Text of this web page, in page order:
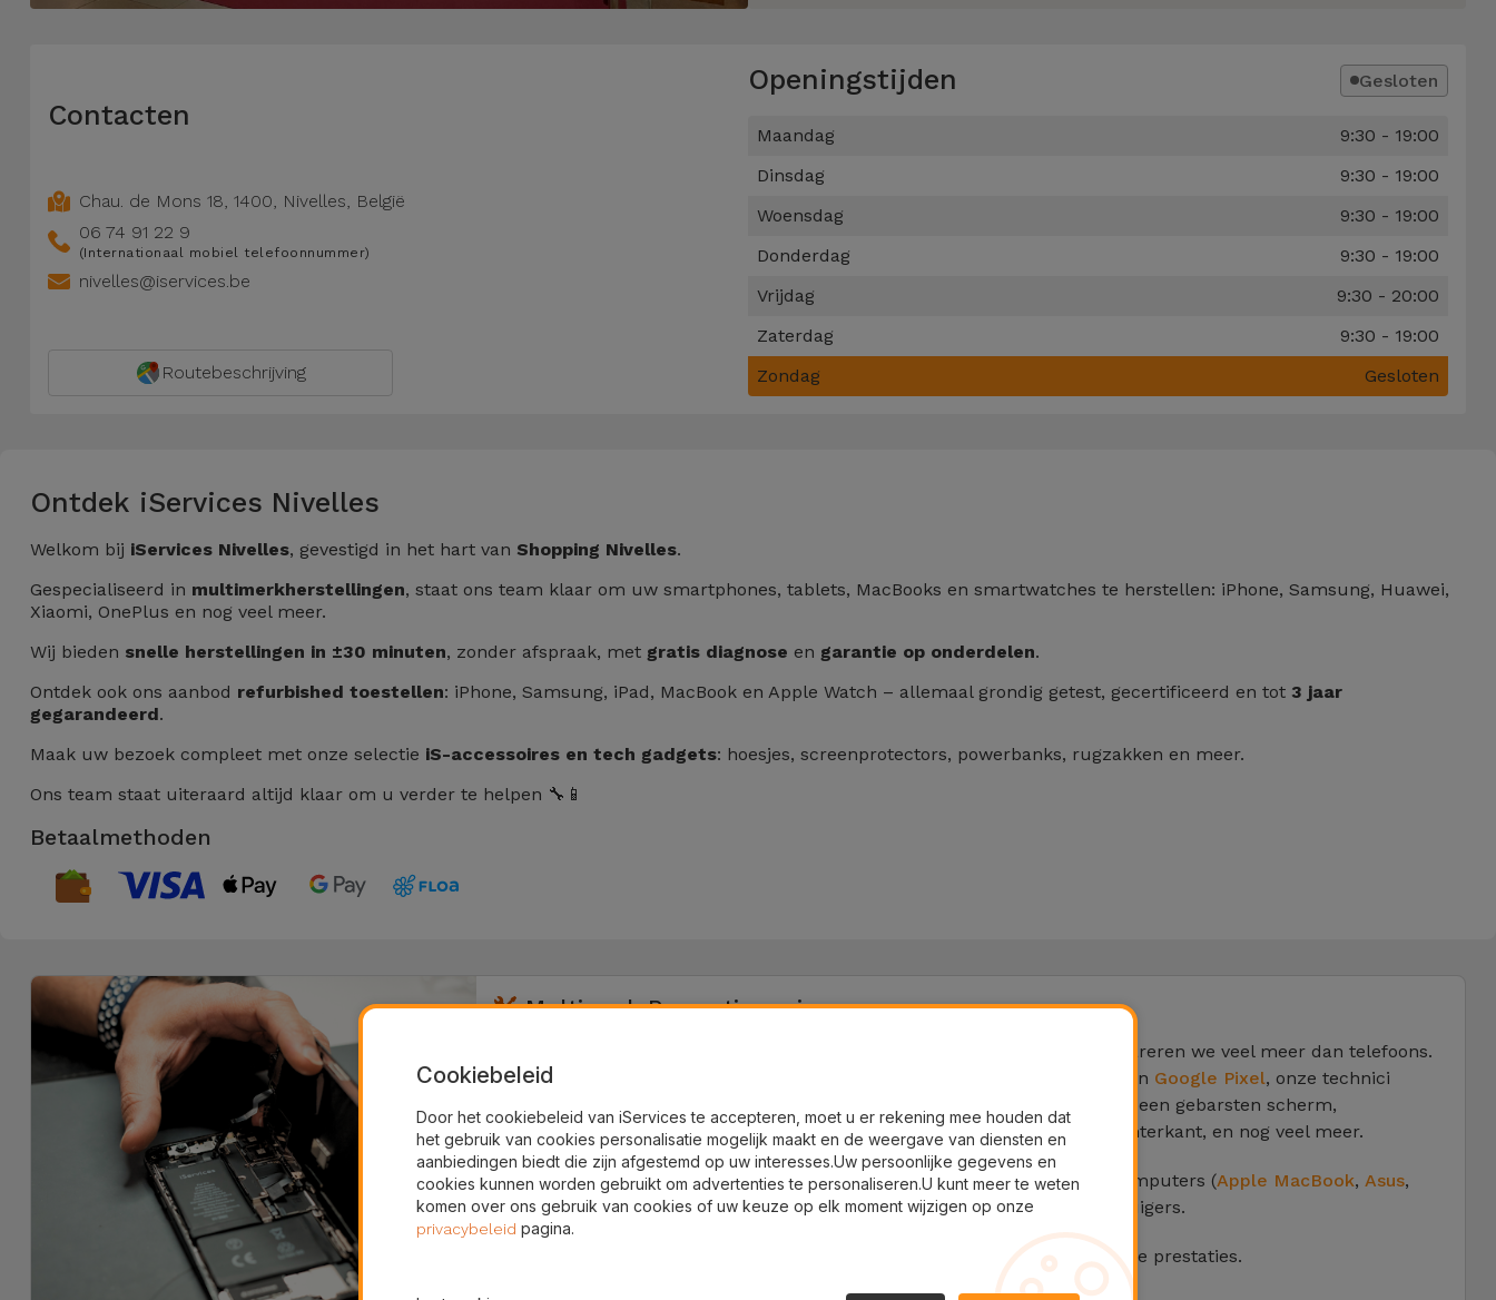
Bekijk
Telefoonketens
Hygiëne
Portemonnees,
Tassen en
Koffers
Accessoires
Fiets
Computer
Aaccessoires
iPad en
Accessoires
Kids
alles
Openingstijden Gesloten
Maandag
9:30 - 19:00
Dinsdag
9:30 - 19:00
Woensdag
9:30 - 19:00
Donderdag
9:30 - 19:00
Vrijdag
9:30 - 20:00
Zaterdag
9:30 - 19:00
Zondag
Gesloten
Contacten
Chau. de Mons 18, 1400, Nivelles, België
06 74 91 22 9
(Internationaal mobiel telefoonnummer)
nivelles@iservices.be
Routebeschrijving
Ontdek iServices Nivelles
Welkom bij iServices Nivelles, gevestigd in het hart van Shopping Nivelles.
Gespecialiseerd in multimerkherstellingen, staat ons team klaar om uw smartphones, tablets, MacBooks en smartwatches te herstellen: iPhone, Samsung, Huawei,
Xiaomi, OnePlus en nog veel meer.
Wij bieden snelle herstellingen in ±30 minuten, zonder afspraak, met gratis diagnose en garantie op onderdelen.
Ontdek ook ons aanbod refurbished toestellen: iPhone, Samsung, iPad, MacBook en Apple Watch – allemaal grondig getest, gecertificeerd en tot 3 jaar
gegarandeerd.
Maak uw bezoek compleet met onze selectie iS-accessoires en tech gadgets: hoesjes, screenprotectors, powerbanks, rugzakken en meer.
Ons team staat uiteraard altijd klaar om u verder te helpen 🔧📱
Betaalmethoden
Multimerk Reparatieservice
Bij iServices repareren we veel meer dan telefoons.
Of het nu gaat om een
of een Google Pixel, onze technici
werken met alle merken. We beheersen elk type reparatie: vervanging van een gebarsten scherm,
batterijvervanging, dataherstel, reparatie van de laadpoort of de glazen achterkant, en nog veel meer.
Ook je computer en ontspanning zijn in goede handen: we repareren je computers (Apple MacBook, Asus,
Dell), jeiPad-tablets, jeNintendo Switch -consoles en zelfs jeDyson -stofzuigers.
Snelle diagnose en hoogwaardige onderdelen gegarandeerd voor duurzame prestaties.
Cookiebeleid
Door het cookiebeleid van iServices te accepteren, moet u er rekening mee houden dat
het gebruik van cookies personalisatie mogelijk maakt en de weergave van diensten en
aanbiedingen biedt die zijn afgestemd op uw interesses.Uw persoonlijke gegevens en
cookies kunnen worden gebruikt om advertenties te personaliseren.U kunt meer te weten
komen over ons gebruik van cookies of uw keuze op elk moment wijzigen op onze
privacybeleid pagina.